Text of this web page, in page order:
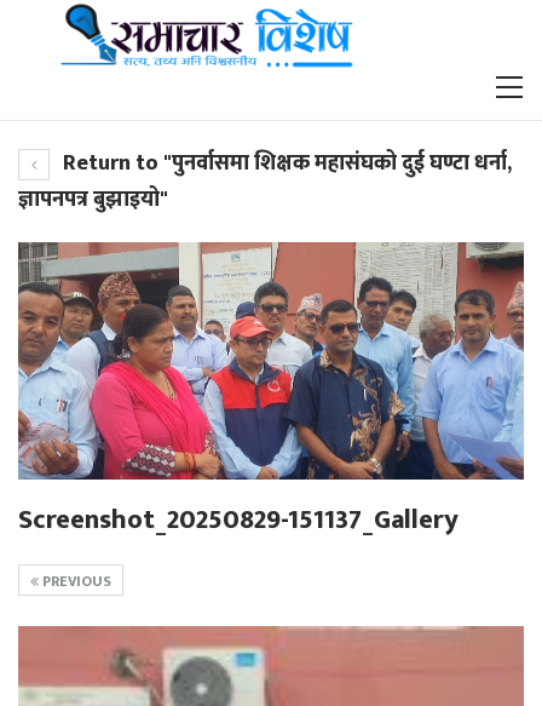
Return to "पुनर्वासमा शिक्षक महासंघको दुई घण्टा धर्ना,
ज्ञापनपत्र बुझाइयो"
Screenshot_20250829-151137_Gallery
PREVIOUS